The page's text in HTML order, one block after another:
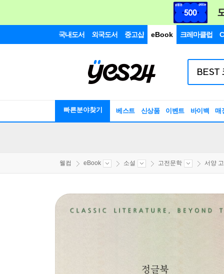
국내도서 외국도서 중고샵 eBook 크레마클럽
빠른분야찾기 베스트 신상품 이벤트 바이백 매
웰컴 eBook 소설 고전문학 서양